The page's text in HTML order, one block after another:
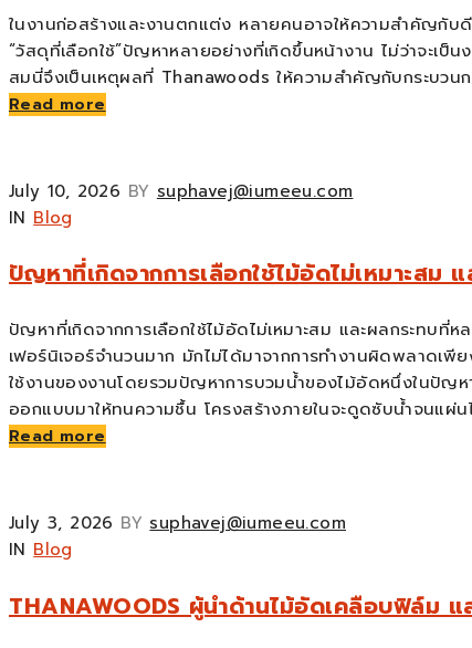
ในงานก่อสร้างและงานตกแต่ง หลายคนอาจให้ความสำคัญกั
“วัสดุที่เลือกใช้”ปัญหาหลายอย่างที่เกิดขึ้นหน้างาน ไม่ว่าจะเ
สมนี่จึงเป็นเหตุผลที่ Thanawoods ให้ความสำคัญกับกระบว
Read more
July 10, 2026 BY suphavej@iumeeu.com
IN Blog
ปัญหาที่เกิดจากการเลือกใช้ไม้อัดไม่เหมาะสม
ปัญหาที่เกิดจากการเลือกใช้ไม้อัดไม่เหมาะสม และผลกระทบที่
เฟอร์นิเจอร์จำนวนมาก มักไม่ได้มาจากการทำงานผิดพลาดเ
ใช้งานของงานโดยรวมปัญหาการบวมน้ำของไม้อัดหนึ่งในปัญ
ออกแบบมาให้ทนความชื้น โครงสร้างภายในจะดูดซับน้ำจนแผ่
Read more
July 3, 2026 BY suphavej@iumeeu.com
IN Blog
THANAWOODS ผู้นำด้านไม้อัดเคลือบฟิล์ม แ